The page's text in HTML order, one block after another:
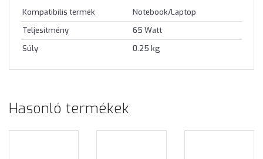
Kompatibilis termék
Notebook/Laptop
Teljesítmény
65 Watt
Súly
0.25 kg
Hasonló termékek